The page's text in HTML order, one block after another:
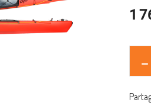
1